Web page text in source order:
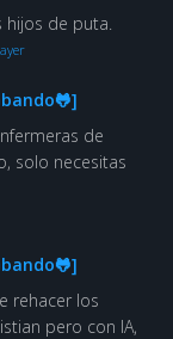
hijos de puta.
ayer
de
solo necesitas
rehacer los
pero con IA,